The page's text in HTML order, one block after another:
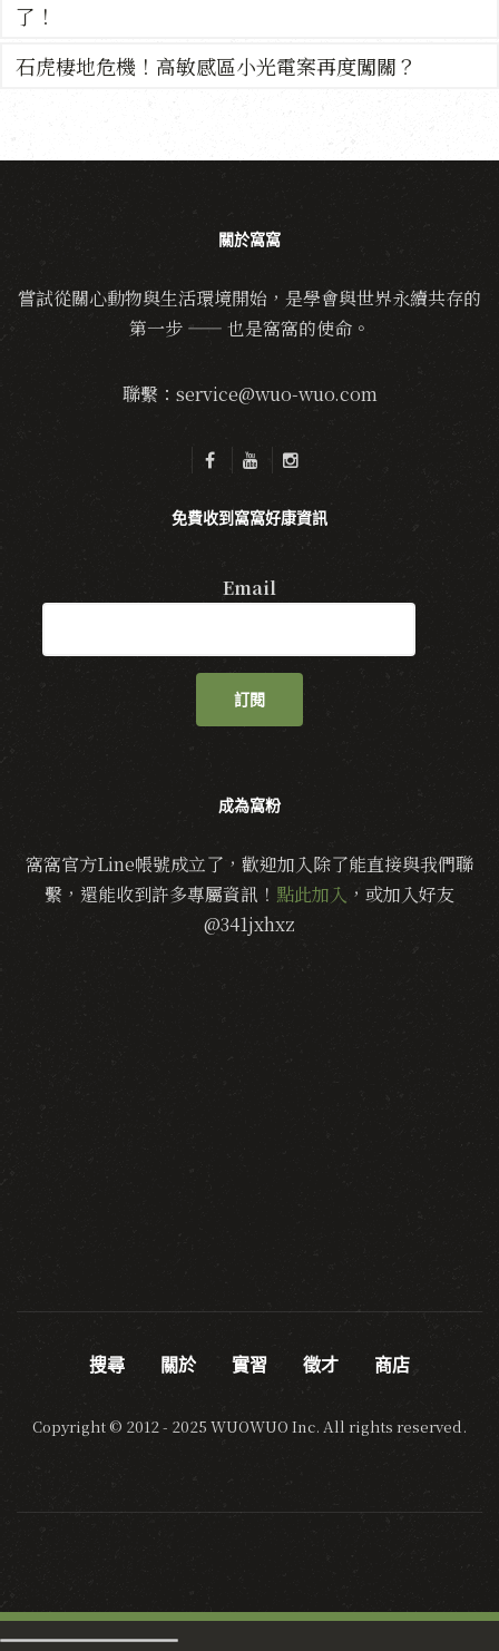
了！
石虎棲地危機！高敏感區小光電案再度闖關？
關於窩窩
嘗試從關心動物與生活環境開始，是學會與世界永續共存的
第一步 —— 也是窩窩的使命。
聯繫：service@wuo-wuo.com
免費收到窩窩好康資訊
Email
訂閱
成為窩粉
窩窩官方Line帳號成立了，歡迎加入除了能直接與我們聯
繫，還能收到許多專屬資訊！ 點此加入 ，或加入好友
@341jxhxz
搜尋 關於 實習 徵才 商店
Copyright © 2012 - 2025 WUOWUO Inc. All rights reserved.